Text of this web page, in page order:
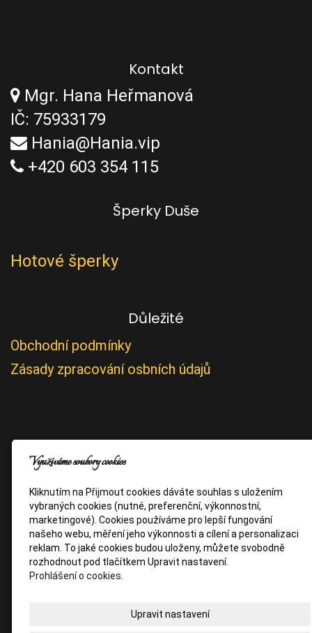
Kontakt
Mgr. Hana Heřmanová
IČ: 75933179
Hania@Hania.vip
+420 603 354 115
Šperky Duše
Hotové šperky
Důležité
Obchodní podmínky
Zásady zpracování osbních údajů
Využíváme soubory cookies
Kliknutím na Přijmout cookies dáváte souhlas s uložením
vybraných cookies (nutné, preferenční, výkonnostní,
marketingové). Cookies používáme pro lepší fungování
našeho webu, měření jeho výkonnosti a cílení a personalizaci
reklam. To jaké cookies budou uloženy, můžete svobodně
rozhodnout pod tlačítkem Upravit nastavení.
Prohlášení o cookies.
Upravit nastavení